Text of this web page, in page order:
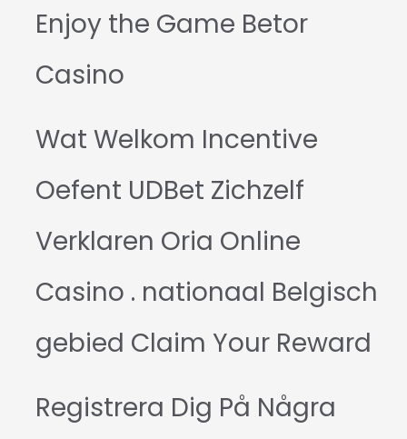
Enjoy the Game Betor
Casino
Wat Welkom Incentive
Oefent UDBet Zichzelf
Verklaren Oria Online
Casino . nationaal Belgisch
gebied Claim Your Reward
Registrera Dig På Några